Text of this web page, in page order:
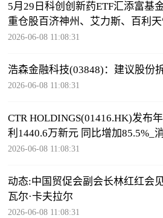
5月29日科创创新药ETF汇添富基
重仓股百济神州、艾力斯、百利
2026-06-08 11:08:31
浩森金融科技(03848)：建议股份
2026-06-08 11:08:31
CTR HOLDINGS(01416.HK)发布
利1440.6万新元 同比增加85.5%_
2026-06-08 11:08:31
动态:中国贸促会副会长林红红会
瓦尔·卡夫拉尔
2026-06-08 11:08:31